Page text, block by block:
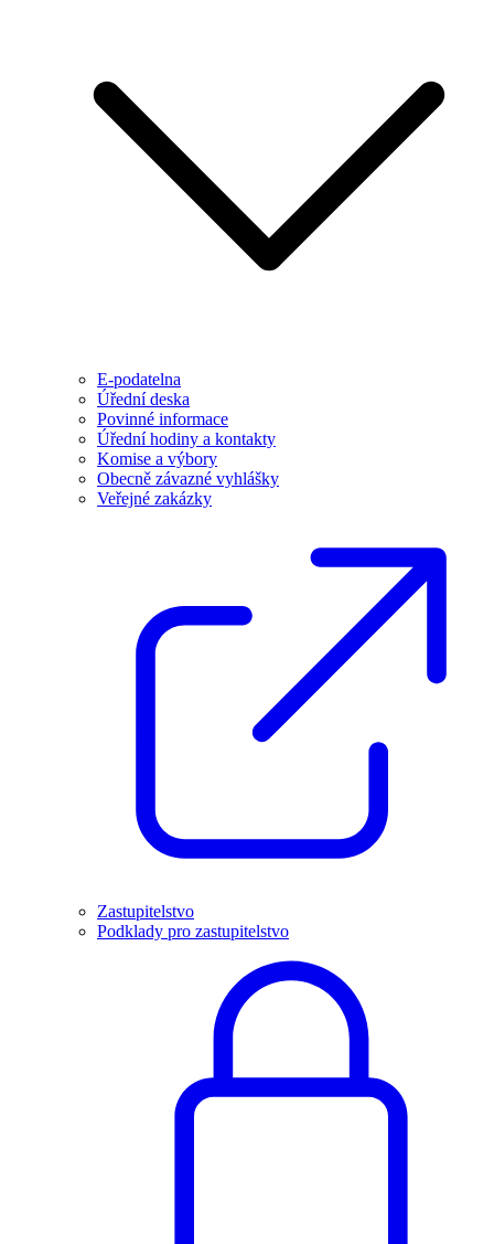
E-podatelna
Úřední deska
Povinné informace
Úřední hodiny a kontakty
Komise a výbory
Obecně závazné vyhlášky
Veřejné zakázky
Zastupitelstvo
Podklady pro zastupitelstvo